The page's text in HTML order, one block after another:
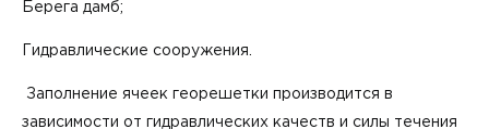
Берега дамб;
Гидравлические сооружения.
Заполнение ячеек георешетки производится в
зависимости от гидравлических качеств и силы течения